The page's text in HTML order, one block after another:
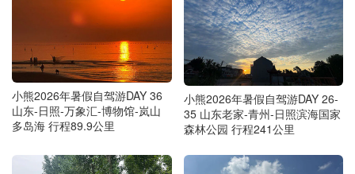
小熊2026年暑假自驾游DAY 36
山东-日照-万象汇-博物馆-岚山
多岛海 行程89.9公里
小熊2026年暑假自驾游DAY 26-
35 山东老家-青州-日照滨海国家
森林公园 行程241公里